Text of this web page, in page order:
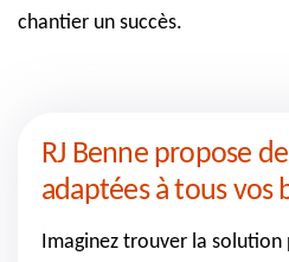
chantier un succès.
RJ Benne propose
adaptées à tous vos
Imaginez trouver la